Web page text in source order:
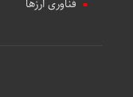
فناوری ارزها